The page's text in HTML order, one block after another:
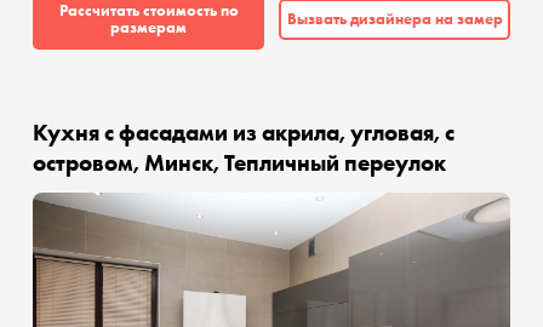
Рассчитать стоимость по
размерам
Вызвать дизайнера на замер
Кухня с фасадами из акрила, угловая, с
островом, Минск, Тепличный переулок